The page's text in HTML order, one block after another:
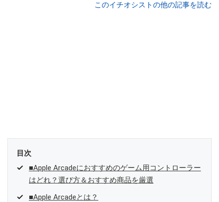
インフルエンサーが実際に使用してレビューしています。毎日トレン
このイチオシストの他の記事を読む
目次
■Apple Arcadeにおすすめのゲーム用コントローラー
はどれ？選び方＆おすすめ商品を厳選
■Apple Arcadeとは？